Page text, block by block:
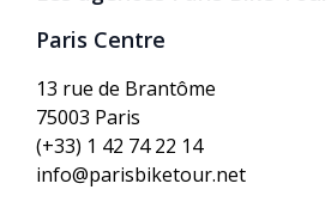
Paris Centre
13 rue de Brantôme
75003 Paris
(+33) 1 42 74 22 14
info@parisbiketour.net